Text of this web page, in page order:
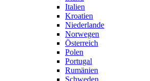
Italien
Kroatien
Niederlande
Norwegen
Österreich
Polen
Portugal
Rumänien
Schweden